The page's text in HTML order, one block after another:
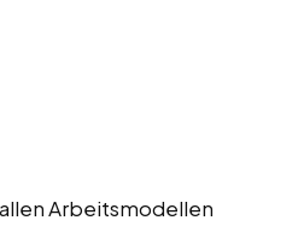
Arbeitsmodellen